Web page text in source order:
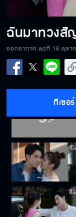
ฉันมาทวงสั
ออกอากาศ พุธที่ 18 ตุลา
ทีเซอร์